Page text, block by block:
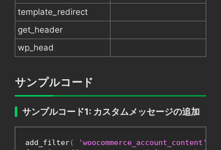
template_redirect
get_header
wp_head
サンプルコード
サンプルコード1: カスタムメッセージの追加
add_filter( 'woocommerce_account_content'